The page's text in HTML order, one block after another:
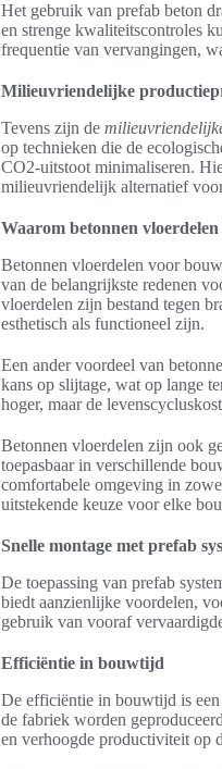
Het gebruik van prefab beton
en strenge kwaliteitscontroles
frequentie van vervangingen,
Milieuvriendelijke
Tevens zijn de
op technieken die de
CO2-uitstoot minimaliseren.
milieuvriendelijk alternatief
Waarom betonnen
Betonnen vloerdelen voor
van de belangrijkste redenen
vloerdelen zijn bestand tegen
esthetisch als functioneel zijn.
Een ander voordeel van
kans op slijtage, wat op lange
hoger, maar de
Betonnen vloerdelen zijn ook
toepasbaar in verschillende
comfortabele omgeving in
uitstekende keuze voor elke
Snelle montage met prefab
De toepassing van prefab
biedt aanzienlijke voordelen,
gebruik van vooraf
Efficiëntie in bouwtijd
De efficiëntie in bouwtijd is
de fabriek worden
en verhoogde productiviteit op